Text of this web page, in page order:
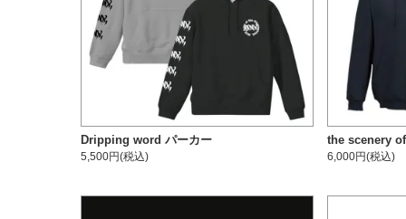
Dripping word パーカー
5,500円(税込)
the scenery
6,000円(税込)